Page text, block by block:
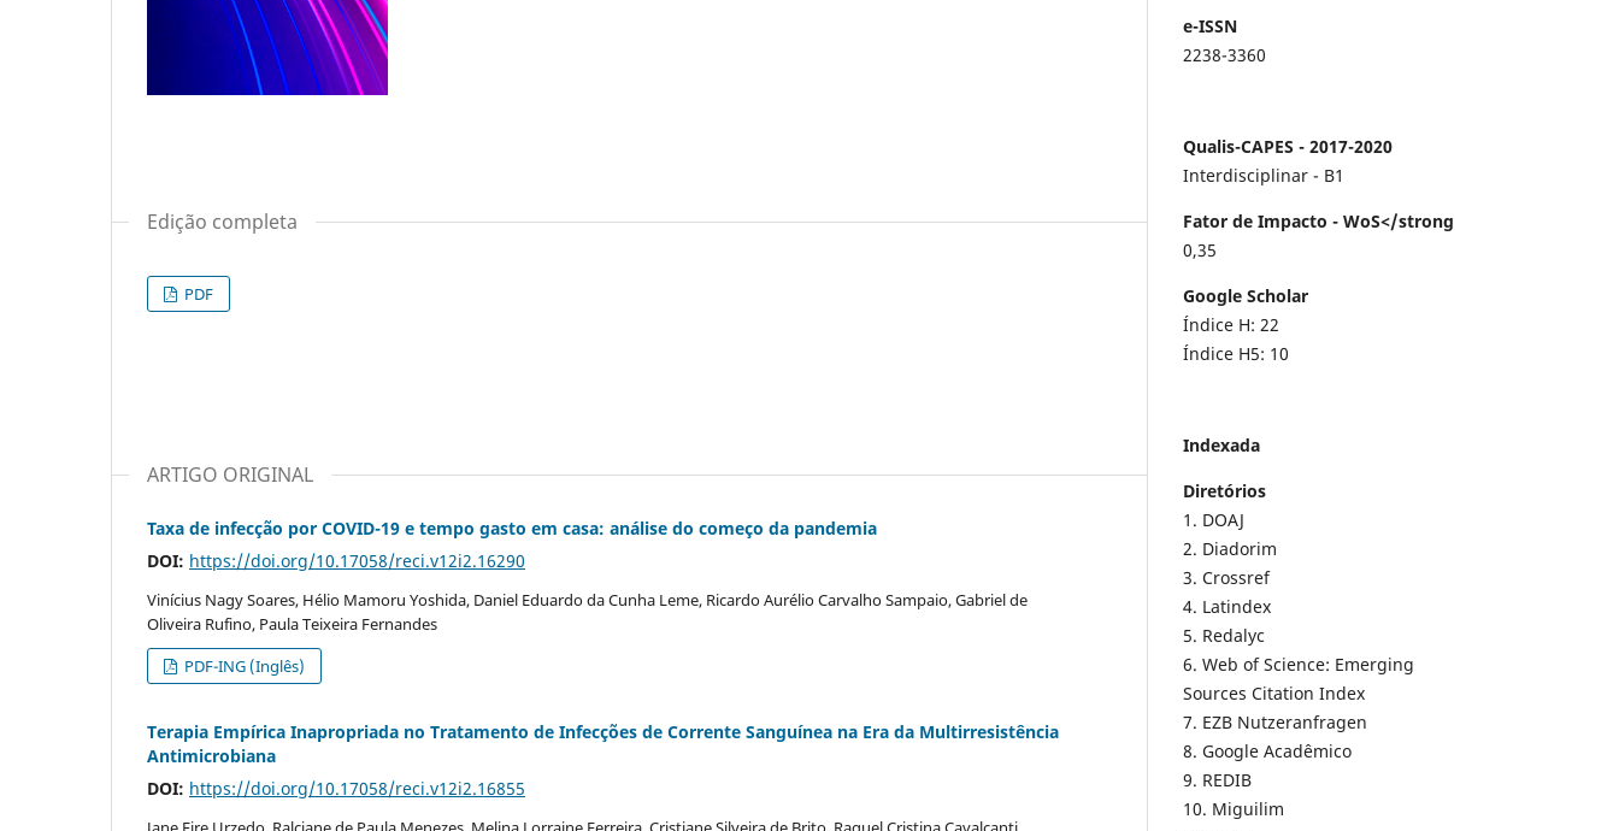
Edição completa
PDF
ARTIGO ORIGINAL
Taxa de infecção por COVID-19 e tempo gasto em casa: análise do começo da pandemia
DOI: https://doi.org/10.17058/reci.v12i2.16290
Vinícius Nagy Soares, Hélio Mamoru Yoshida, Daniel Eduardo da Cunha Leme, Ricardo Aurélio Carvalho Sampaio, Gabriel de
Oliveira Rufino, Paula Teixeira Fernandes
PDF-ING (Inglês)
Terapia Empírica Inapropriada no Tratamento de Infecções de Corrente Sanguínea na Era da Multirresistência
Antimicrobiana
DOI: https://doi.org/10.17058/reci.v12i2.16855
e-ISSN
2238-3360
Qualis-CAPES - 2017-2020
Interdisciplinar - B1
Fator de Impacto - WoS</strong
0,35
Google Scholar
Índice H: 22
Índice H5: 10
Indexada
Diretórios
1. DOAJ
2. Diadorim
3. Crossref
4. Latindex
5. Redalyc
6. Web of Science: Emerging
Sources Citation Index
7. EZB Nutzeranfragen
8. Google Acadêmico
9. REDIB
10. Miguilim